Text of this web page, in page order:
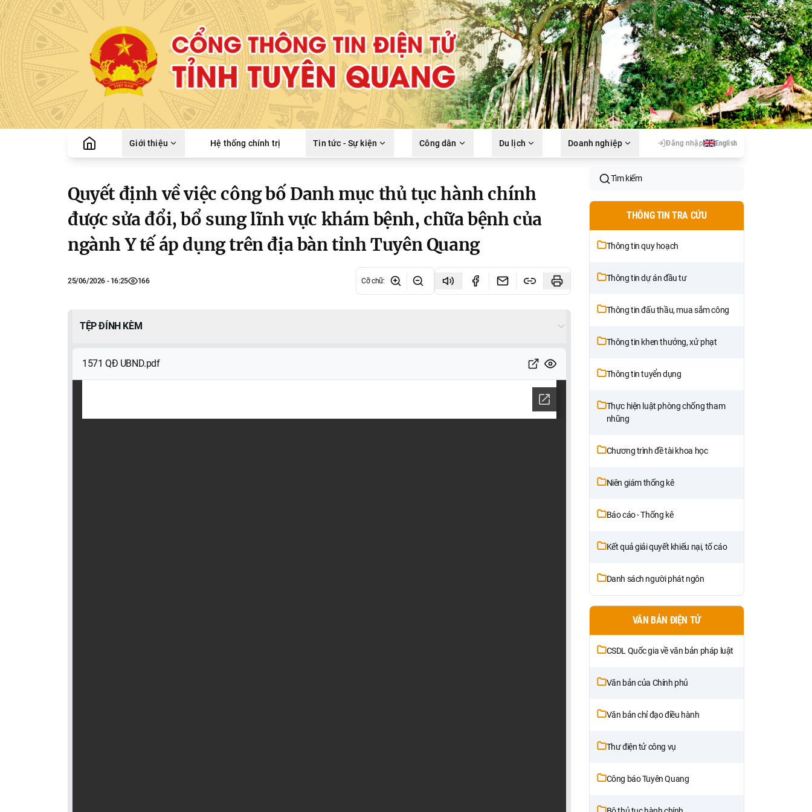
Giới thiệu Hệ thống chính trị Tin tức - Sự kiện Công dân Du lịch Doanh nghiệp Đăng nhập English
Quyết định về việc công bố Danh mục thủ tục hành chính
được sửa đổi, bổ sung lĩnh vực khám bệnh, chữa bệnh của
ngành Y tế áp dụng trên địa bàn tỉnh Tuyên Quang
25/06/2026 - 16:25 166 Cỡ chữ:
TỆP ĐÍNH KÈM
1571 QĐ UBND.pdf
Tìm kiếm
THÔNG TIN TRA CỨU
Thông tin quy hoạch
Thông tin dự án đầu tư
Thông tin đấu thầu, mua sắm công
Thông tin khen thưởng, xử phạt
Thông tin tuyển dụng
Thực hiện luật phòng chống tham
nhũng
Chương trình đề tài khoa học
Niên giám thống kê
Báo cáo - Thống kê
Kết quả giải quyết khiếu nại, tố cáo
Danh sách người phát ngôn
VĂN BẢN ĐIỆN TỬ
CSDL Quốc gia về văn bản pháp luật
Văn bản của Chính phủ
Văn bản chỉ đạo điều hành
Thư điện tử công vụ
Công báo Tuyên Quang